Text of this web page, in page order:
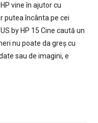
vine în ajutor cu
putea încânta pe cei
by HP 15 Cine caută un
nu poate da greș cu
sau de imagini, e